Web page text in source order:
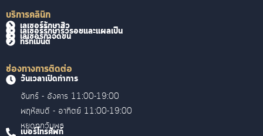
บริการคลินิก
เลเซอร์รักษาสิว
เลเซอร์รักษาริ้วรอยและแผลเป็น
เลเซอร์กำจัดขน
ทรีทเม้นต์
ช่องทางการติดต่อ
วันเวลาเปิดทำการ
จันทร์ - อังคาร 11:00-19:00
พฤหัสบดี - อาทิตย์ 11:00-19:00
หยุดทุกวันพุธ
เบอร์โทรศัพท์